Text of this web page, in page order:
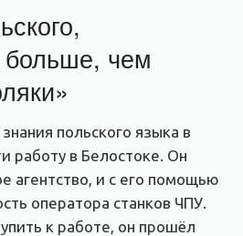
чем
польского языка в
работу в Белостоке. Он
агентство, и с его помощью
оператора станков ЧПУ.
к работе, он прошёл